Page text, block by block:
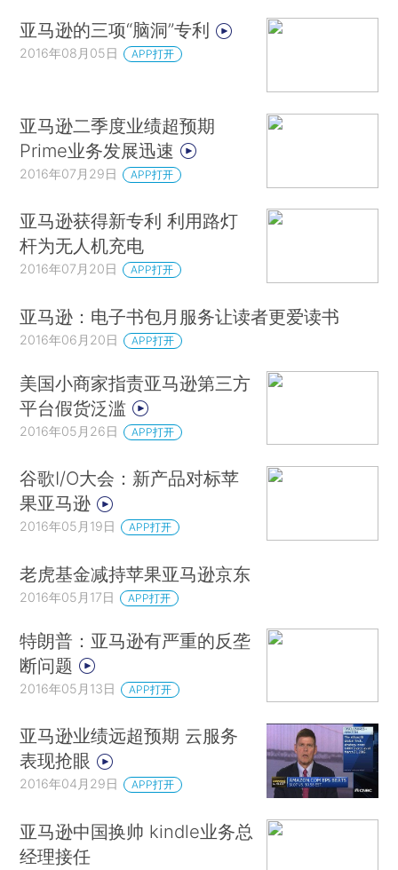
亚马逊的三项“脑洞”专利
2016年08月05日 APP打开
亚马逊二季度业绩超预期
Prime业务发展迅速
2016年07月29日 APP打开
亚马逊获得新专利 利用路灯
杆为无人机充电
2016年07月20日 APP打开
亚马逊：电子书包月服务让读者更爱读书
2016年06月20日 APP打开
美国小商家指责亚马逊第三方
平台假货泛滥
2016年05月26日 APP打开
谷歌I/O大会：新产品对标苹
果亚马逊
2016年05月19日 APP打开
老虎基金减持苹果亚马逊京东
2016年05月17日 APP打开
特朗普：亚马逊有严重的反垄
断问题
2016年05月13日 APP打开
亚马逊业绩远超预期 云服务
表现抢眼
2016年04月29日 APP打开
亚马逊中国换帅 kindle业务总
经理接任